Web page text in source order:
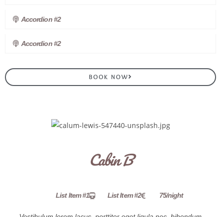
Accordion #2
Accordion #2
BOOK NOW
Cabin B
List Item #1 List Item #2 75/night